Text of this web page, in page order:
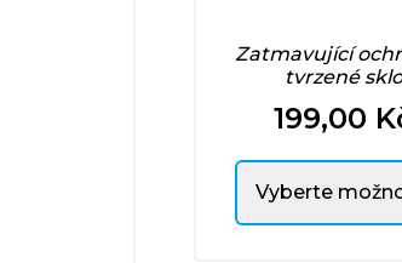
Zatmavující
tvrzené sklo
Cena
199,00
Vyberte